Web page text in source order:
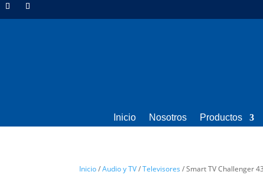
Inicio Nosotros Productos
Inicio/Audio y TV/Televisores / Smart TV Challenger